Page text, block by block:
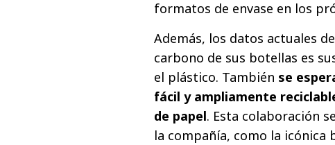
formatos de envase en los
Además, los datos actuales
carbono de sus botellas es
el plástico. También se
fácil y ampliamente
de papel. Esta colaboración
la compañía, como la